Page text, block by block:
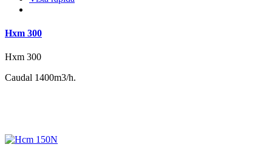
Hxm 300
Hxm 300
Caudal 1400m3/h.